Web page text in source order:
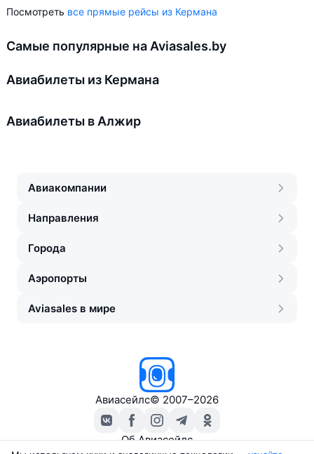
Посмотреть все прямые рейсы из Кермана
Самые популярные на Aviasales.by
Авиабилеты из Кермана
Авиабилеты в Алжир
Авиакомпании
Направления
Города
Аэропорты
Aviasales в мире
Авиасейлс© 2007–2026
Об Авиасейлс